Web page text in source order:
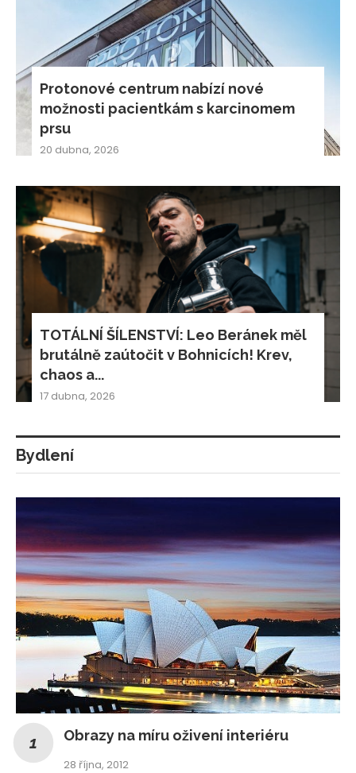
Protonové centrum nabízí nové
možnosti pacientkám s karcinomem
prsu
20 dubna, 2026
TOTÁLNÍ ŠÍLENSTVÍ: Leo Beránek měl
brutálně zaútočit v Bohnicích! Krev,
chaos a...
17 dubna, 2026
Bydlení
Obrazy na míru oživení interiéru
28 října, 2012